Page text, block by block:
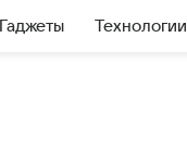
Гаджеты Технологии